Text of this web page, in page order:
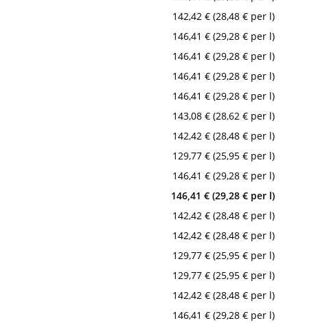
142,42 € (28,48 € per l)
146,41 € (29,28 € per l)
146,41 € (29,28 € per l)
146,41 € (29,28 € per l)
146,41 € (29,28 € per l)
143,08 € (28,62 € per l)
142,42 € (28,48 € per l)
129,77 € (25,95 € per l)
146,41 € (29,28 € per l)
146,41 € (29,28 € per l)
142,42 € (28,48 € per l)
142,42 € (28,48 € per l)
129,77 € (25,95 € per l)
129,77 € (25,95 € per l)
142,42 € (28,48 € per l)
146,41 € (29,28 € per l)